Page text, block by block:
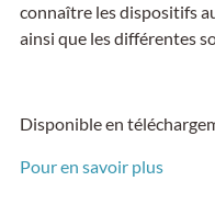
connaître les dispositifs
ainsi que les différentes
Disponible en
Pour en savoir plus